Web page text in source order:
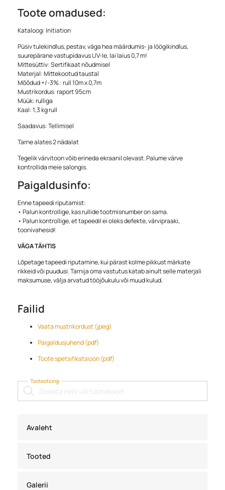
Tooteotsing
Products
search
Avaleht
Tooted
Galerii
Toote omadused:
Kataloog: Initiation
Püsiv tulekindlus, pestav, väga hea määrdumis- ja löögikindlus,
suurepärane vastupidavus UV-le, lai laius 0,7 m!
Mittesüttiv: Sertifikaat nõudmisel
Materjal: Mittekootud taustal
Mõõdud +/-3% : rull 10m x 0,7m
Mustrikordus: raport 95cm
Müük: rulliga
Kaal: 1,3 kg rull
Saadavus: Tellimisel
Tarne alates 2 nädalat
Tegelik värvitoon võib erineda ekraanil olevast. Palume värve
kontrollida meie salongis.
Paigaldusinfo:
Enne tapeedi riputamist:
• Palun kontrollige, kas rullide tootmisnumber on sama.
• Palun kontrollige, et tapeedil ei oleks defekte, värvipraaki,
toonivahesid!
VÄGA TÄHTIS
Lõpetage tapeedi riputamine, kui pärast kolme pikkust märkate
rikkeid või puudusi. Tarnija oma vastutus katab ainult selle materjali
maksumuse, välja arvatud tööjõukulu või muud kulud.
Failid
Vaata mustrikordust (jpeg)
Paigaldusjuhend (pdf)
Toote spetsifikatsioon (pdf)